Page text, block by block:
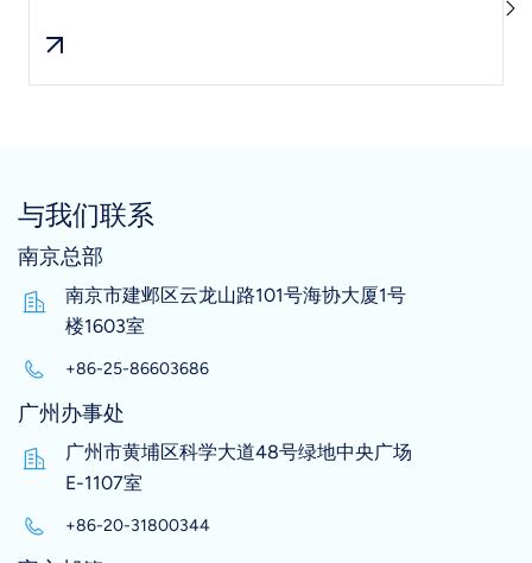
与我们联系
南京总部
南京市建邺区云龙山路101号海协大厦1号
楼1603室
+86-25-86603686
广州办事处
广州市黄埔区科学大道48号绿地中央广场
E-1107室
+86-20-31800344